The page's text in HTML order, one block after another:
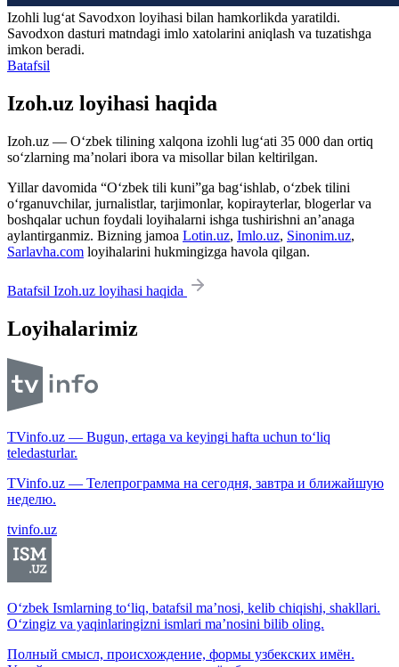
Izohli lugʻat Savodxon loyihasi bilan hamkorlikda yaratildi.
Savodxon dasturi matndagi imlo xatolarini aniqlash va tuzatishga
imkon beradi.
Batafsil
Izoh.uz loyihasi haqida
Izoh.uz — O‘zbek tilining xalqona izohli lug‘ati 35 000 dan ortiq
so‘zlarning ma’nolari ibora va misollar bilan keltirilgan.
Yillar davomida “O‘zbek tili kuni”ga bag‘ishlab, o‘zbek tilini
o‘rganuvchilar, jurnalistlar, tarjimonlar, kopirayterlar, blogerlar va
boshqalar uchun foydali loyihalarni ishga tushirishni an’anaga
aylantirganmiz. Bizning jamoa Lotin.uz, Imlo.uz, Sinonim.uz,
Sarlavha.com loyihalarini hukmingizga havola qilgan.
Batafsil Izoh.uz loyihasi haqida
Loyihalarimiz
TVinfo.uz — Bugun, ertaga va keyingi hafta uchun to‘liq
teledasturlar.
TVinfo.uz — Телепрограмма на сегодня, завтра и ближайшую
неделю.
tvinfo.uz
O‘zbek Ismlarning to‘liq, batafsil ma’nosi, kelib chiqishi, shakllari.
O‘zingiz va yaqinlaringizni ismlari ma’nosini bilib oling.
Полный смысл, происхождение, формы узбекских имён.